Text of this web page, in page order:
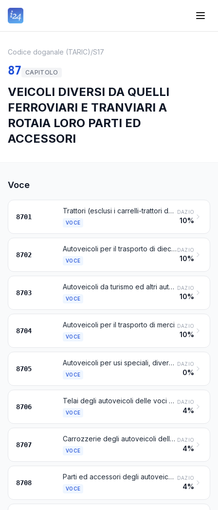
Codice doganale (TARIC)/S17
87 CAPITOLO
VEICOLI DIVERSI DA QUELLI
FERROVIARI E TRANVIARI A
ROTAIA LORO PARTI ED
ACCESSORI
Voce
8701
Trattori (esclusi i carrelli-trattori della voce 8709)
VOCE
DAZIO
10%
8702
Autoveicoli per il trasporto di dieci persone o più, compreso il conducente
VOCE
DAZIO
10%
8703
Autoveicoli da turismo ed altri autoveicoli costruiti principalmente per il trasporto di persone (diversi da quelli della voce 8702), compresi gli autoveicoli del tipo « station wagon » e le auto da corsa
VOCE
DAZIO
10%
8704
Autoveicoli per il trasporto di merci
VOCE
DAZIO
10%
8705
Autoveicoli per usi speciali, diversi da quelli costruiti principalmente per il trasporto di persone o di merci (per esempio: carro attrezzi, gru-automobili, autopompe antincendio, autocarri betoniere, auto-spazzatrici, autoveicoli spanditori, autocarri-officina, autovetture radiologiche)
VOCE
DAZIO
0%
8706
Telai degli autoveicoli delle voci da 8701 a 8705, con motore
VOCE
DAZIO
4%
8707
Carrozzerie degli autoveicoli delle voci da 8701 a 8705, comprese le cabine
VOCE
DAZIO
4%
8708
Parti ed accessori degli autoveicoli delle voci da 8701 a 8705
VOCE
DAZIO
4%